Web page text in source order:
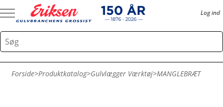
Log ind
Forside>Produktkatalog>Gulvlægger Værktøj>MANGLEBRÆT